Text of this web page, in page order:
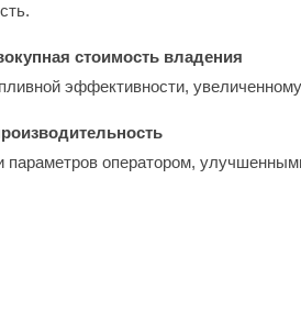
стоимость владения
эффективности,
параметров оператором,